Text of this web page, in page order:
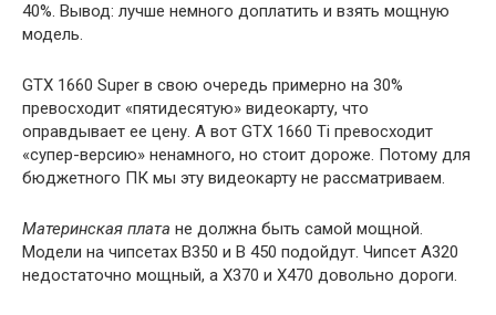
40%. Вывод: лучше немного доплатить и взять мощную
модель.
GTX 1660 Super в свою очередь примерно на 30%
превосходит «пятидесятую» видеокарту, что
оправдывает ее цену. А вот GTX 1660 Ti превосходит
«супер-версию» ненамного, но стоит дороже. Потому для
бюджетного ПК мы эту видеокарту не рассматриваем.
Материнская плата не должна быть самой мощной.
Модели на чипсетах B350 и B 450 подойдут. Чипсет A320
недостаточно мощный, а X370 и X470 довольно дороги.